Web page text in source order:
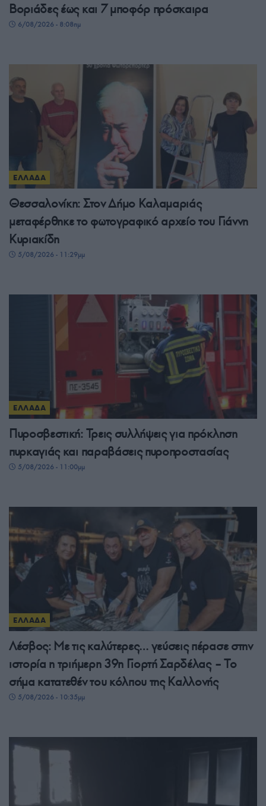
Βοριάδες έως και 7 μποφόρ πρόσκαιρα
6/08/2026 - 8:08πμ
ΕΛΛΑΔΑ
Θεσσαλονίκη: Στον Δήμο Καλαμαριάς
μεταφέρθηκε το φωτογραφικό αρχείο του Γιάννη
Κυριακίδη
5/08/2026 - 11:29μμ
ΕΛΛΑΔΑ
Πυροσβεστική: Τρεις συλλήψεις για πρόκληση
πυρκαγιάς και παραβάσεις πυροπροστασίας
5/08/2026 - 11:00μμ
ΕΛΛΑΔΑ
Λέσβος: Με τις καλύτερες… γεύσεις πέρασε στην
ιστορία η τριήμερη 39η Γιορτή Σαρδέλας – Το
σήμα κατατεθέν του κόλπου της Καλλονής
5/08/2026 - 10:35μμ